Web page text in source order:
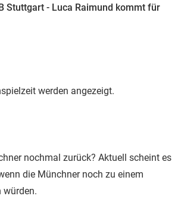
Stuttgart - Luca Raimund kommt für
werden angezeigt.
nochmal zurück? Aktuell scheint es
die Münchner noch zu einem
würden.